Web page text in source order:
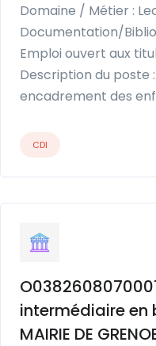
Domaine / Métier :
Documentation/
Emploi ouvert aux
Description du poste
encadrement des
CDI
intermédiaire
MAIRIE DE